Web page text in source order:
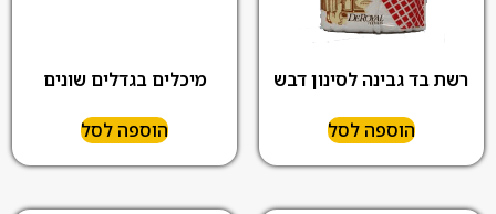
רשת בד גבינה לסינון דבש
הוספה לסל
מיכלים בגדלים שונים
הוספה לסל